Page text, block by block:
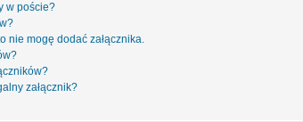
w poście?
nie mogę dodać załącznika.
załącznik?